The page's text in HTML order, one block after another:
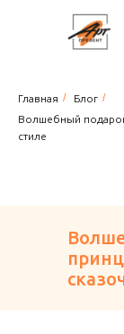
Главная / Блог /
Волшебный
стиле